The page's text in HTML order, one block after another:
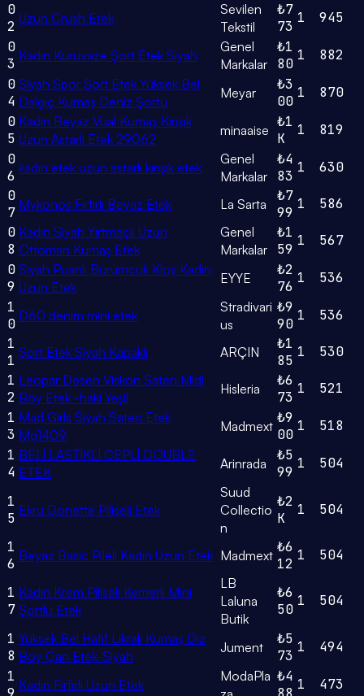
0
2 Uzun Crush Etek
Sevilen
Tekstil
₺7
73
1
945
0
3 Kadın Kuruvaze Şort Etek Siyah
Genel
Markalar
₺1
80
1
882
0
4
Siyah Spor Şort Etek Yüksek Bel
Dalgıç Kumaş Deniz Şortu
Meyar
₺3
00
1
870
0
5
Kadın Beyaz Vual Kumaş Kırışık
Uzun Astarlı Etek 29062
minaaise ₺1
K
1
819
0
6 kadın etek uzun astarlı kırışık etek
Genel
Markalar
₺4
83
1
630
0
7 Mykonos Fırfırlı Beyaz Etek La Sarta
₺7
99
1
586
0
8
Kadın Siyah Yırtmaçlı Uzun
Ottoman Kumaş Etek
Genel
Markalar
₺1
59
1
567
0
9
Siyah Puanlı Bürümcük Kloş Kadın
Uzun Etek
EYYE
₺2
76
1
536
1
0 D60 denim mini etek
Stradivari
us
₺9
90
1
536
1
1 Şort Etek Siyah Kapaklı ARÇIN
₺1
85
1
530
1
2
Leopar Desen Viskon Saten Midi
Boy Etek -haki Yeşil
Hisleria
₺6
73
1
521
1
3
Mad Girls Siyah Saten Etek
Mg1409
Madmext ₺9
00
1
518
1
4
BELİ LASTİKLİ CEPLİ DOUBLE
ETEK
Arinrada
₺5
99
1 504
1
5 Ekru Donette Piliseli Etek
Suud
Collectio
n
₺2
K
1 504
1
6 Beyaz Basic Pileli Kadın Uzun Etek Madmext ₺6
12
1 504
1
7
Kadın Krem Piliseli Kemerli Mini
Şortlu Etek
LB
Laluna
Butik
₺6
50
1 504
1
8
Yüksek Bel Hafif Likralı Kumaş Diz
Boy Çan Etek-Siyah
Jument
₺5
73
1
494
1 Kadın Fırfırlı Uzun Etek
ModaPla ₺4 1 473